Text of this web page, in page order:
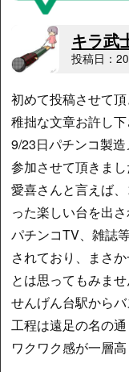
キラ武
投稿日：
初めて投稿させて頂
稚拙な文章お許し下
9/23日パチンコ製
参加させて頂きまし
愛喜さんと言えば
った楽しい台を出さ
パチンコTV、雑誌
されており、まさ
とは思ってもみませ
せんげん台駅から
工程は遠足の名の通
ワクワク感が一層高